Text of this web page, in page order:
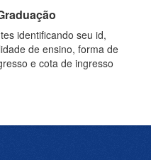
identificando seu id,
de ensino, forma de
e cota de ingresso